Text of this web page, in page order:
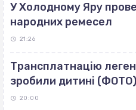
У Холодному Яру
народних ремесел
21:26
Трансплатнацію
зробили дитині (ФОТО)
20:00